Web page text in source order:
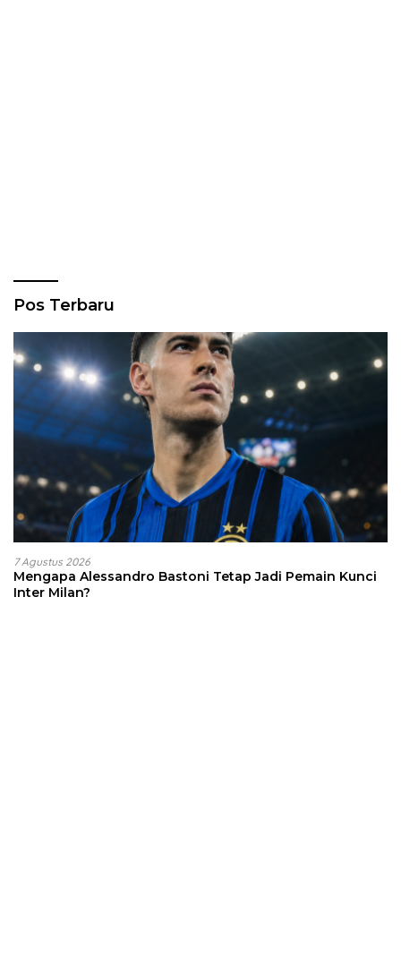
Pos Terbaru
7 Agustus 2026
Mengapa Alessandro Bastoni Tetap Jadi Pemain Kunci
Inter Milan?